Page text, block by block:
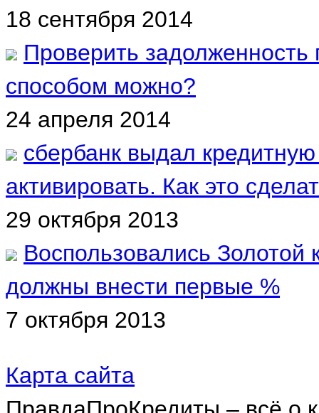
18 сентября 2014
Проверить задолженность
способом можно?
24 апреля 2014
сбербанк выдал
активировать. Как это
29 октября 2013
Воспользовались Золотой
должны внести первые %
7 октября 2013
Карта сайта